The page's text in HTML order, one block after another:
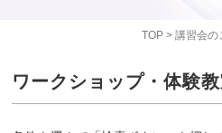
TOP> 講習会の
ワークショップ・体験